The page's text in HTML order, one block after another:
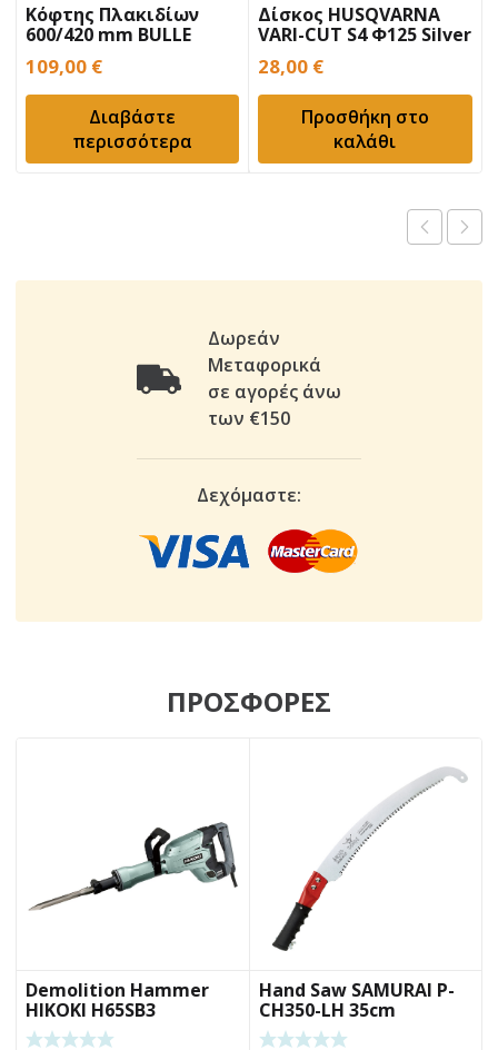
Κόφτης Πλακιδίων
600/420 mm BULLE
Χειρός με
μοιρογνωμόνιο
109,00 €
Διαβάστε
περισσότερα
Δίσκος HUSQVARNA
VARI-CUT S4 Φ125 Silver
28,00 €
Προσθήκη στο
καλάθι
Δωρεάν
Μεταφορικά
σε αγορές άνω
των €150
Δεχόμαστε:
ΠΡΟΣΦΟΡΕΣ
Demolition Hammer
HIKOKI H65SB3
Hand Saw SAMURAI P-
CH350-LH 35cm